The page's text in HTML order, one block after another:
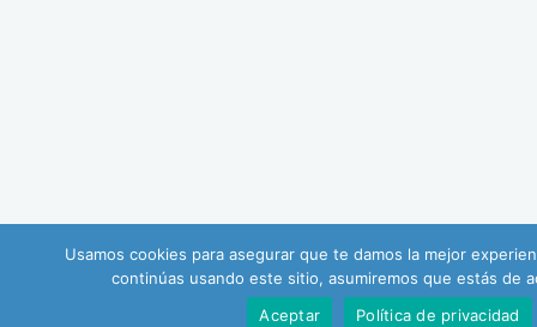
Usamos cookies para asegurar que te damos la mejor
continúas usando este sitio, asumiremos que estás de
Aceptar
Política de privacidad